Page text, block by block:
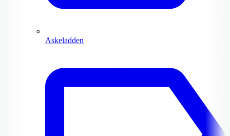
Askeladden